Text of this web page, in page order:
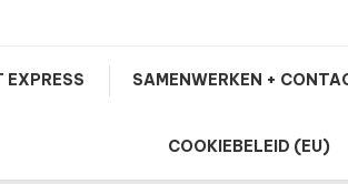
EXPRESS SAMENWERKEN +
COOKIEBELEID (EU)